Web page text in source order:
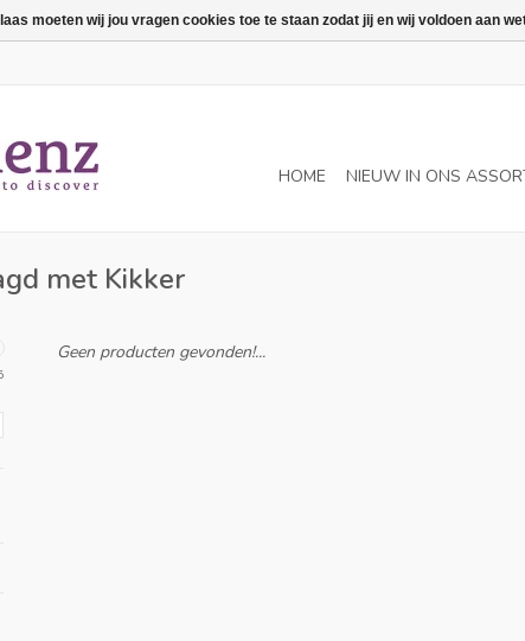
HOME NIEUW IN ONS
met Kikker
Geen producten gevonden!...
moeten wij jou vragen cookies toe te staan zodat jij en wij voldoen aan